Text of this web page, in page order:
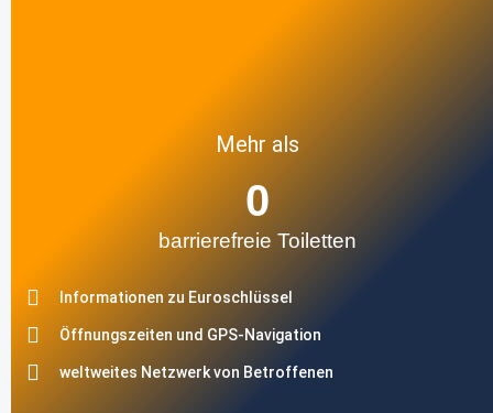
Mehr als
barrierefreie Toiletten
0
Informationen zu Euroschlüssel
Öffnungszeiten und GPS-Navigation
weltweites Netzwerk von Betroffenen